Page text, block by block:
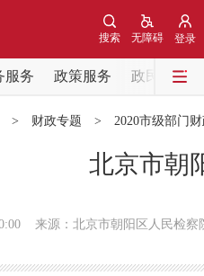
登录
无障碍
搜索
服务 政策服务
政民互动
> 财政专题 > 2020市级部门
北京市朝
来源：北京市朝阳区人民检察